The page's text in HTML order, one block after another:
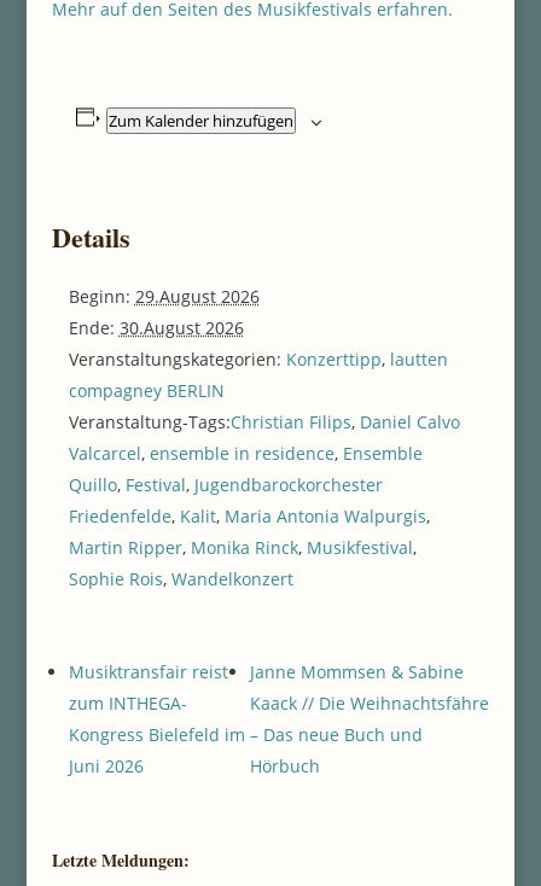
Mehr auf den Seiten des Musikfestivals erfahren.
Zum Kalender hinzufügen
Details
Beginn: 29.August 2026
Ende: 30.August 2026
Veranstaltungskategorien: Konzerttipp, lautten
compagney BERLIN
Veranstaltung-Tags:Christian Filips, Daniel Calvo
Valcarcel, ensemble in residence, Ensemble
Quillo, Festival, Jugendbarockorchester
Friedenfelde, Kalit, Maria Antonia Walpurgis,
Martin Ripper, Monika Rinck, Musikfestival,
Sophie Rois, Wandelkonzert
Musiktransfair reist
zum INTHEGA-
Kongress Bielefeld im
Juni 2026
Janne Mommsen & Sabine
Kaack // Die Weihnachtsfähre
– Das neue Buch und
Hörbuch
Letzte Meldungen: